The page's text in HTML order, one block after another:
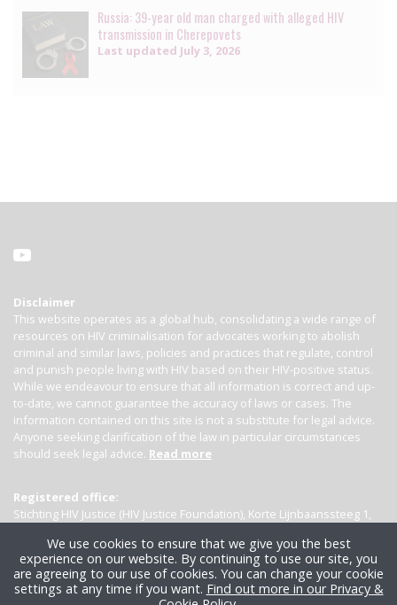
Russia: 39-year old man charged with alleged HIV
transmission in Cherepovets
Last updated July 3, 2026
Disclaimer
This website operates as a global hub, consolidating a wide range of
resources on HIV criminalisation for advocates working to abolish
criminal and similar laws, policies and practices that regulate, control
and punish people living with HIV based on their HIV-positive status.
While we endeavour to ensure that all information is correct and up-
to-date, we cannot guarantee the accuracy of laws or cases. The
information contained on this site is not a substitute for legal advice.
Anyone seeking clarification of the law in particular circumstances
should seek legal advice. Read more
Registered office:
Stichting HIV Justice (HIV Justice Foundation), Korte Lijnbaanssteeg 1,
We use cookies to ensure that we give you the best
experience on our website. By continuing to use our site, you
are agreeing to our use of cookies. You can change your cookie
settings at any time if you want. Find out more in our Privacy &